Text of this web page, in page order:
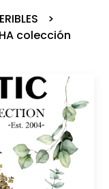
colección